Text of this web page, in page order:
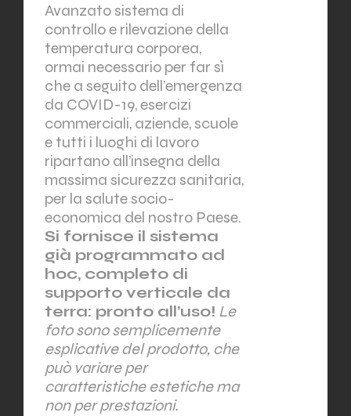
Avanzato sistema di
controllo e rilevazione della
temperatura corporea,
ormai necessario per far sì
che a seguito dell’emergenza
da COVID-19, esercizi
commerciali, aziende, scuole
e tutti i luoghi di lavoro
ripartano all’insegna della
massima sicurezza sanitaria,
per la salute socio-
economica del nostro Paese.
Si fornisce il sistema
già programmato ad
hoc, completo di
supporto verticale da
terra: pronto all’uso! Le
foto sono semplicemente
esplicative del prodotto, che
può variare per
caratteristiche estetiche ma
non per prestazioni.